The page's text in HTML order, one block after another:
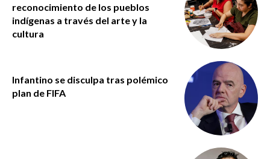
reconocimiento de los pueblos
indígenas a través del arte y la
cultura
Infantino se disculpa tras polémico
plan de FIFA